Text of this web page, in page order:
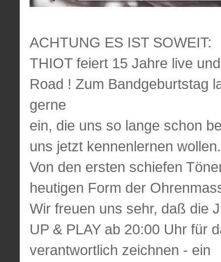
ACHTUNG ES IST SOWEIT:
THIOT feiert 15 Jahre live
Road ! Zum Bandgeburtstag
gerne
ein, die uns so lange schon
uns jetzt kennenlernen wollen.
Von den ersten schiefen
heutigen Form der
Wir freuen uns sehr, daß die
UP & PLAY ab 20:00 Uhr für
verantwortlich zeichnen - ein